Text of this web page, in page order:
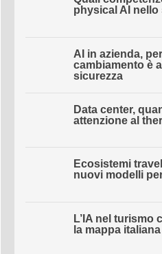
physical AI
AI in azienda,
cambiamento è
di sicurezza
Data center,
attenzione al
Ecosistemi
nuovi modelli
L’IA nel turismo
la mappa